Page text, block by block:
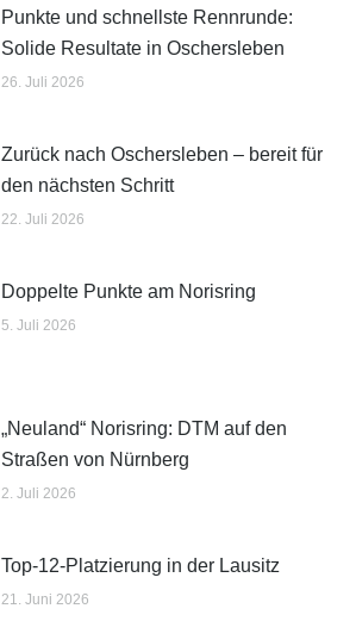
Punkte und schnellste Rennrunde:
Solide Resultate in Oschersleben
26. Juli 2026
Zurück nach Oschersleben – bereit für
den nächsten Schritt
22. Juli 2026
Doppelte Punkte am Norisring
5. Juli 2026
„Neuland“ Norisring: DTM auf den
Straßen von Nürnberg
2. Juli 2026
Top-12-Platzierung in der Lausitz
21. Juni 2026